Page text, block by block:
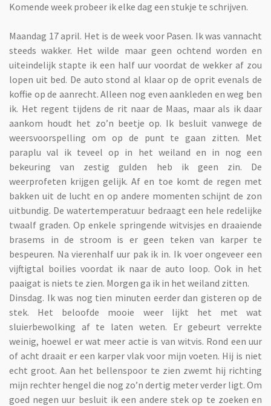
Komende week probeer ik elke dag een stukje te schrijven.
Maandag 17 april. Het is de week voor Pasen. Ik was vannacht
steeds wakker. Het wilde maar geen ochtend worden en
uiteindelijk stapte ik een half uur voordat de wekker af zou
lopen uit bed. De auto stond al klaar op de oprit evenals de
koffie op de aanrecht. Alleen nog even aankleden en weg ben
ik. Het regent tijdens de rit naar de Maas, maar als ik daar
aankom houdt het zo’n beetje op. Ik besluit vanwege de
weersvoorspelling om op de punt te gaan zitten. Met
paraplu val ik teveel op in het weiland en in nog een
bekeuring van zestig gulden heb ik geen zin. De
weerprofeten krijgen gelijk. Af en toe komt de regen met
bakken uit de lucht en op andere momenten schijnt de zon
uitbundig. De watertemperatuur bedraagt een hele redelijke
twaalf graden. Op enkele springende witvisjes en draaiende
brasems in de stroom is er geen teken van karper te
bespeuren. Na vierenhalf uur pak ik in. Ik voer ongeveer een
vijftigtal boilies voordat ik naar de auto loop. Ook in het
paaigat is niets te zien. Morgen ga ik in het weiland zitten.
Dinsdag. Ik was nog tien minuten eerder dan gisteren op de
stek. Het beloofde mooie weer lijkt het met wat
sluierbewolking af te laten weten. Er gebeurt verrekte
weinig, hoewel er wat meer actie is van witvis. Rond een uur
of acht draait er een karper vlak voor mijn voeten. Hij is niet
echt groot. Aan het bellenspoor te zien zwemt hij richting
mijn rechter hengel die nog zo’n dertig meter verder ligt. Om
goed negen uur besluit ik een andere stek op te zoeken en